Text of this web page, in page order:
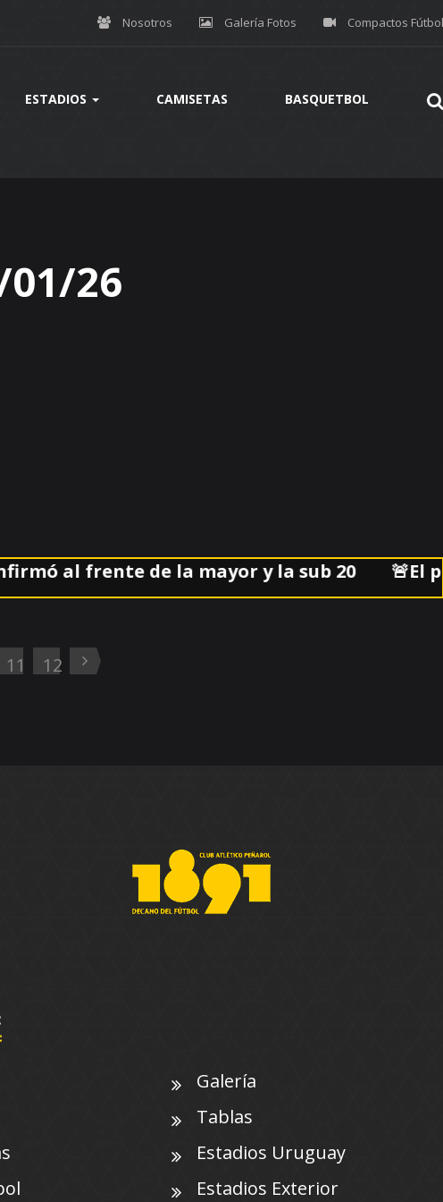
Nosotros Galería Fotos Compactos Fútbol
ESTADIOS CAMISETAS BASQUETBOL
01/26
al frente de la mayor y la sub 20 🚨El
11 12
Galería
Tablas
Estadios Uruguay
Estadios Exterior